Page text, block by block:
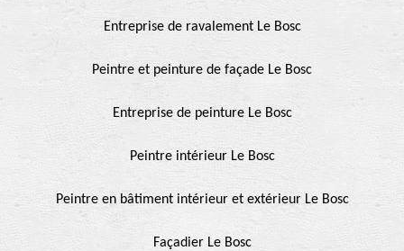
Entreprise de ravalement Le Bosc
Peintre et peinture de façade Le Bosc
Entreprise de peinture Le Bosc
Peintre intérieur Le Bosc
Peintre en bâtiment intérieur et extérieur Le Bosc
Façadier Le Bosc